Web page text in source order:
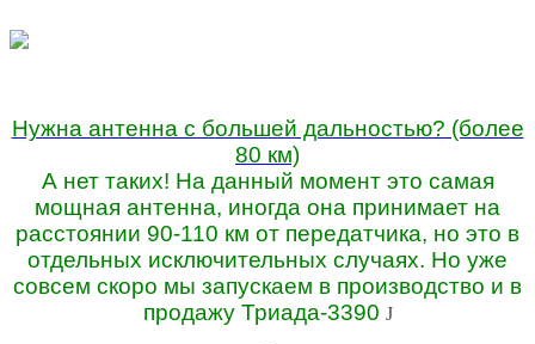
Нужна антенна с большей дальностью? (более
80 км)
А нет таких! На данный момент это самая
мощная антенна, иногда она принимает на
расстоянии 90-110 км от передатчика, но это в
отдельных исключительных случаях. Но уже
совсем скоро мы запускаем в производство и в
продажу Триада-3390 J